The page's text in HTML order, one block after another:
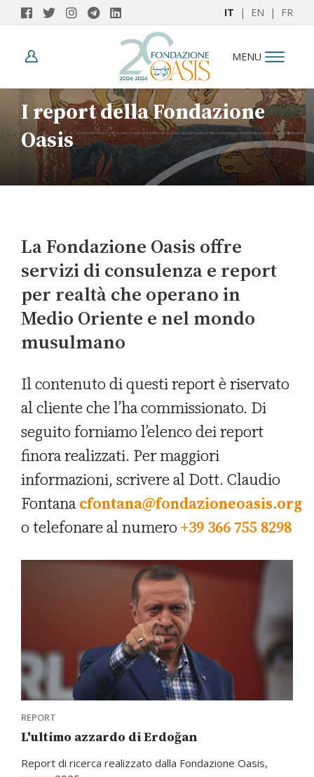
IT | EN | FR
MENU
I report della Fondazione
Oasis
La Fondazione Oasis offre
servizi di consulenza e report
per realtà che operano in
Medio Oriente e nel mondo
musulmano
Il contenuto di questi report è riservato
al cliente che l’ha commissionato. Di
seguito forniamo l’elenco dei report
finora realizzati. Per maggiori
informazioni, scrivere al Dott. Claudio
Fontanacfontana@fondazioneoasis.org
o telefonare al numero+39 366 755 8298
REPORT
L'ultimo azzardo di Erdoğan
Report di ricerca realizzato dalla Fondazione Oasis,